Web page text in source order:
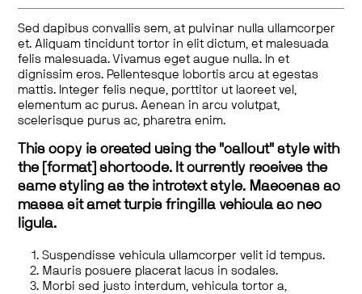
Sed dapibus convallis sem, at pulvinar nulla ullamcorper
et. Aliquam tincidunt tortor in elit dictum, et malesuada
felis malesuada. Vivamus eget augue nulla. In et
dignissim eros. Pellentesque lobortis arcu at egestas
mattis. Integer felis neque, porttitor ut laoreet vel,
elementum ac purus. Aenean in arcu volutpat,
scelerisque purus ac, pharetra enim.
This copy is created using the "callout" style with
the [format] shortcode. It currently receives the
same styling as the introtext style. Maecenas ac
massa sit amet turpis fringilla vehicula ac nec
ligula.
Suspendisse vehicula ullamcorper velit id tempus.
Mauris posuere placerat lacus in sodales.
Morbi sed justo interdum, vehicula tortor a,